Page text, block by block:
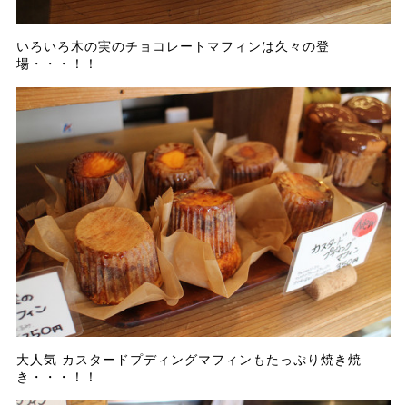
いろいろ木の実のチョコレートマフィンは久々の登
場・・・！！
大人気 カスタードプディングマフィンもたっぷり焼き焼
き・・・！！